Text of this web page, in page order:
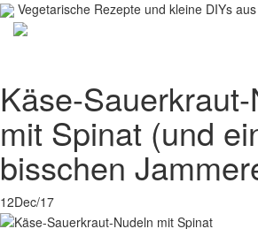
Vegetarische Rezepte und kleine DIYs
Käse-
mit Spinat (und
bisschen
12Dec/17